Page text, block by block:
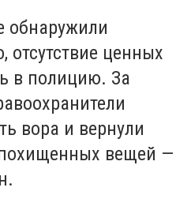
обнаружили
отсутствие ценных
в полицию. За
вора и вернули
вещей —